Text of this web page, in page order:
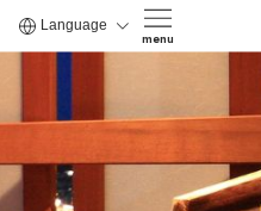
Language
menu